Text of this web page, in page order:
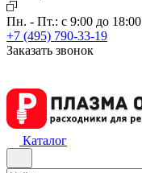
Пн. - Пт.: с 9:00 до 18:00
+7 (495) 790-33-19
Заказать звонок
Каталог